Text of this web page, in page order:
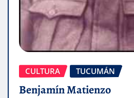
CULTURA TUCUMÁN
Benjamín Matienzo